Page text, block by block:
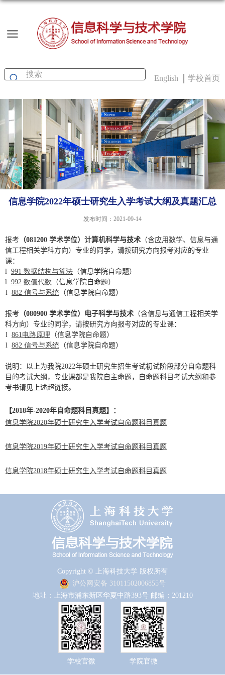
English 学校首页
信息学院2022年硕士研究生入学考试大纲及真题汇总
发布时间：2021-09-14
报考 （081200 学术学位）计算机科学与技术 （含应用数学、信息与通
信工程相关学科方向）专业的同学，请按研究方向报考对应的专业
课：
l 991 数据结构与算法 （信息学院自命题）
l 992 数值代数 （信息学院自命题）
l 882 信号与系统（信息学院自命题）
报考 （080900 学术学位）电子科学与技术 （含信息与通信工程相关学
科方向）专业的同学，请按研究方向报考对应的专业课：
l 861电路原理 （信息学院自命题）
l 882 信号与系统（信息学院自命题）
说明：以上为我院2022年硕士研究生招生考试初试阶段部分自命题科
目的考试大纲，专业课都是我院自主命题，自命题科目考试大纲和参
考书请见上述超链接。
【2018年-2020年自命题科目真题】：
信息学院2020年硕士研究生入学考试自命题科目真题
信息学院2019年硕士研究生入学考试自命题科目真题
信息学院2018年硕士研究生入学考试自命题科目真题
Copyright © 上海科技大学 版权所有
沪公网安备 31011502006855号
地址：上海市浦东新区华夏中路393号 邮编：201210
学校官微 学院官微